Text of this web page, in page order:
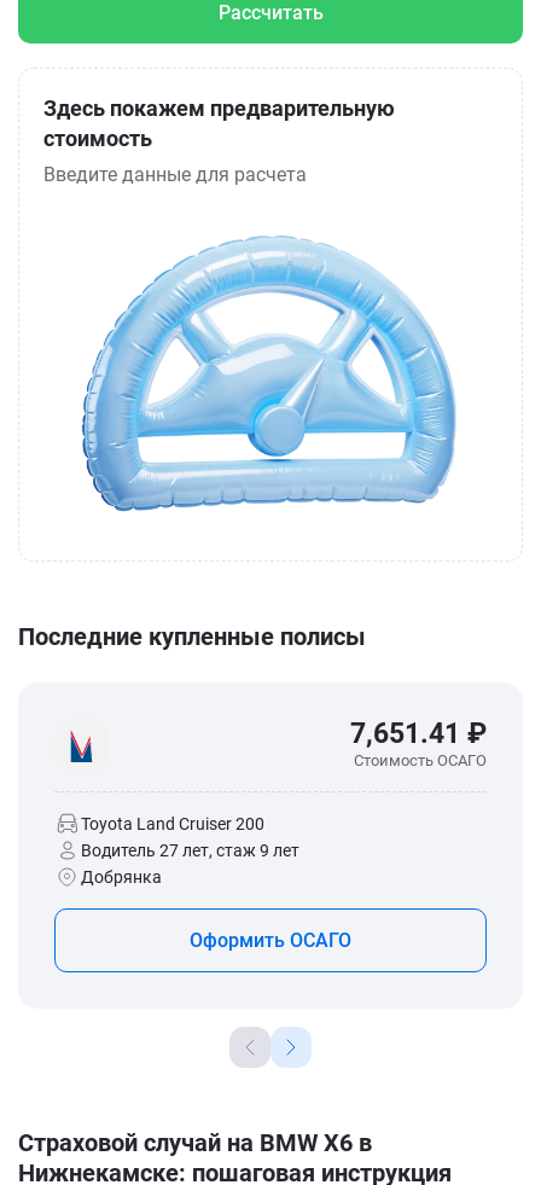
Рассчитать
Здесь покажем предварительную
стоимость
Введите данные для расчета
Последние купленные полисы
7,651.41 ₽
Стоимость ОСАГО
Toyota Land Cruiser 200
Водитель 27 лет, стаж 9 лет
Добрянка
Оформить ОСАГО
Страховой случай на BMW X6 в
Нижнекамске: пошаговая инструкция